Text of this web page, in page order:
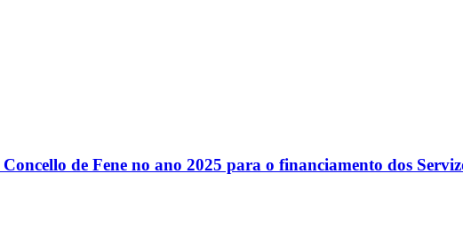
de Fene no ano 2025 para o financiamento dos